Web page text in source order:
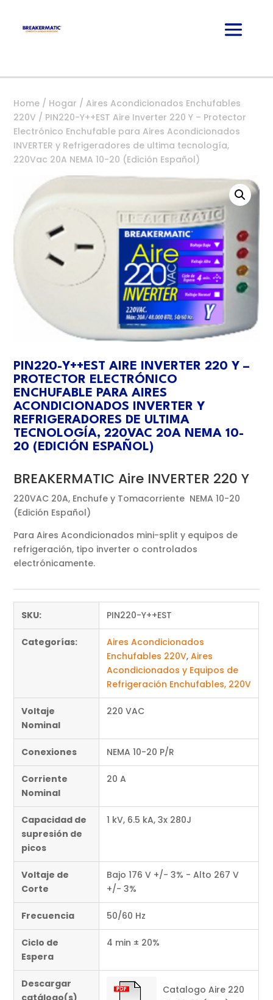
Home / Hogar /Aires Acondicionados Enchufables
220V / PIN220-Y++EST Aire Inverter 220 Y – Protector
Electrónico Enchufable para Aires Acondicionados
INVERTER y Refrigeradores de ultima tecnología,
220Vac 20A NEMA 10-20 (Edición Español)
PIN220-Y++EST AIRE INVERTER 220 Y –
PROTECTOR ELECTRÓNICO
ENCHUFABLE PARA AIRES
ACONDICIONADOS INVERTER Y
REFRIGERADORES DE ULTIMA
TECNOLOGÍA, 220VAC 20A NEMA 10-
20 (EDICIÓN ESPAÑOL)
BREAKERMATIC Aire INVERTER 220 Y
220VAC 20A, Enchufe y Tomacorriente NEMA 10-20
(Edición Español)
Para Aires Acondicionados mini-split y equipos de
refrigeración, tipo inverter o controlados
electrónicamente.
SKU: PIN220-Y++EST
Categorías:
Aires Acondicionados
Enchufables 220V,Aires
Acondicionados y Equipos de
Refrigeración Enchufables, 220V
Voltaje
Nominal
220 VAC
Conexiones NEMA 10-20 P/R
Corriente
Nominal
20 A
Capacidad de
supresión de
picos
1 kV, 6.5 kA, 3x 280J
Voltaje de
Corte
Bajo 176 V +/- 3% - Alto 267 V
+/- 3%
Frecuencia 50/60 Hz
Ciclo de
Espera
4 min ± 20%
Descargar
catálogo(s)
Catalogo Aire 220